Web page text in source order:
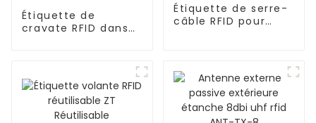
Étiquette de
cravate RFID dans
Étiquette de serre-
câble RFID pour